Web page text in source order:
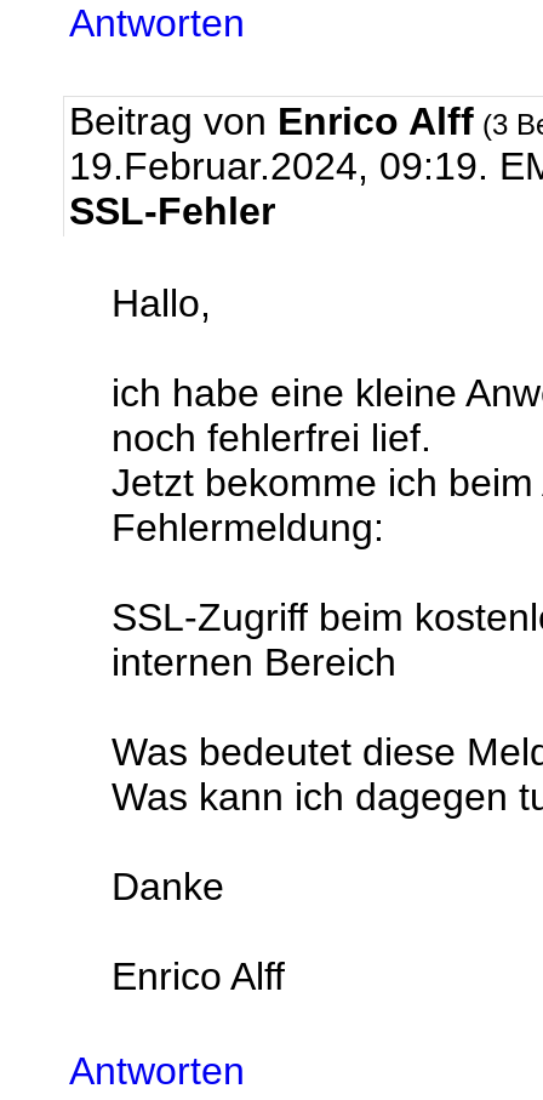
Antworten
Beitrag von Enrico Alff (3
19.Februar.2024, 09:19.
SSL-Fehler
Hallo,
ich habe eine kleine
noch fehlerfrei lief.
Jetzt bekomme ich
Fehlermeldung:
SSL-Zugriff beim
internen Bereich
Was bedeutet diese
Was kann ich dagegen
Danke
Enrico Alff
Antworten